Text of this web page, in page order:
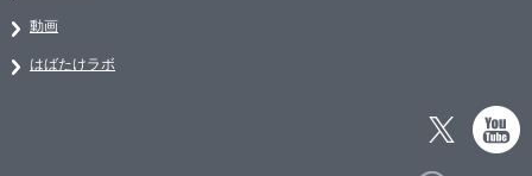
動画
はばたけラボ